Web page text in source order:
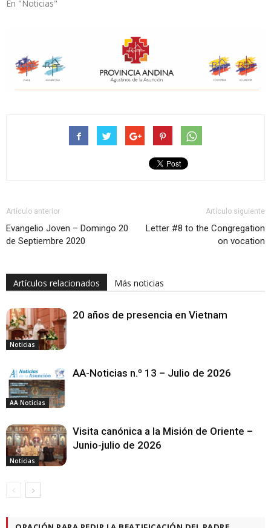
En "Noticias"
Artículo anterior
Evangelio Joven – Domingo 20
de Septiembre 2020
Artículo siguiente
Letter #8 to the Congregation
on vocation
Artículos relacionados Más noticias
Noticias
20 años de presencia en Vietnam
AA Noticias
AA-Noticias n.º 13 – Julio de 2026
Noticias
Visita canónica a la Misión de Oriente –
Junio-julio de 2026